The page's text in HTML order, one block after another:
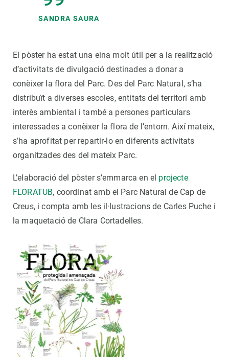
SANDRA SAURA
El pòster ha estat una eina molt útil per a la realització
d’activitats de divulgació destinades a donar a
conèixer la flora del Parc. Des del Parc Natural, s’ha
distribuït a diverses escoles, entitats del territori amb
interès ambiental i també a persones particulars
interessades a conèixer la flora de l’entorn. Així mateix,
s’ha aprofitat per repartir-lo en diferents activitats
organitzades des del mateix Parc.
L’elaboració del pòster s’emmarca en el projecte
FLORATUB, coordinat amb el Parc Natural de Cap de
Creus, i compta amb les il·lustracions de Carles Puche i
la maquetació de Clara Cortadelles.